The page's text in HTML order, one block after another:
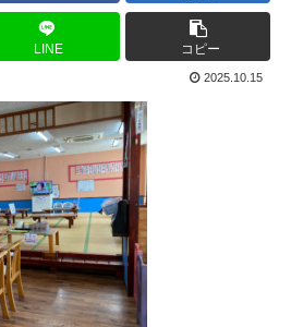
LINE コピー
2025.10.15